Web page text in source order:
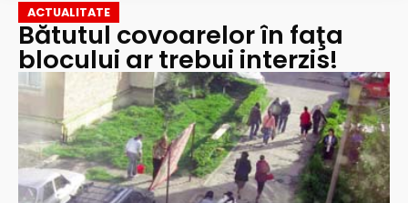
ACTUALITATE
Bătutul covoarelor în faţa
blocului ar trebui interzis!